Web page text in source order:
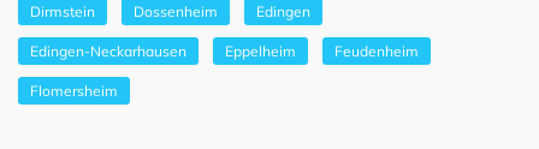
Dirmstein Dossenheim Edingen
Edingen-Neckarhausen Eppelheim Feudenheim
Flomersheim